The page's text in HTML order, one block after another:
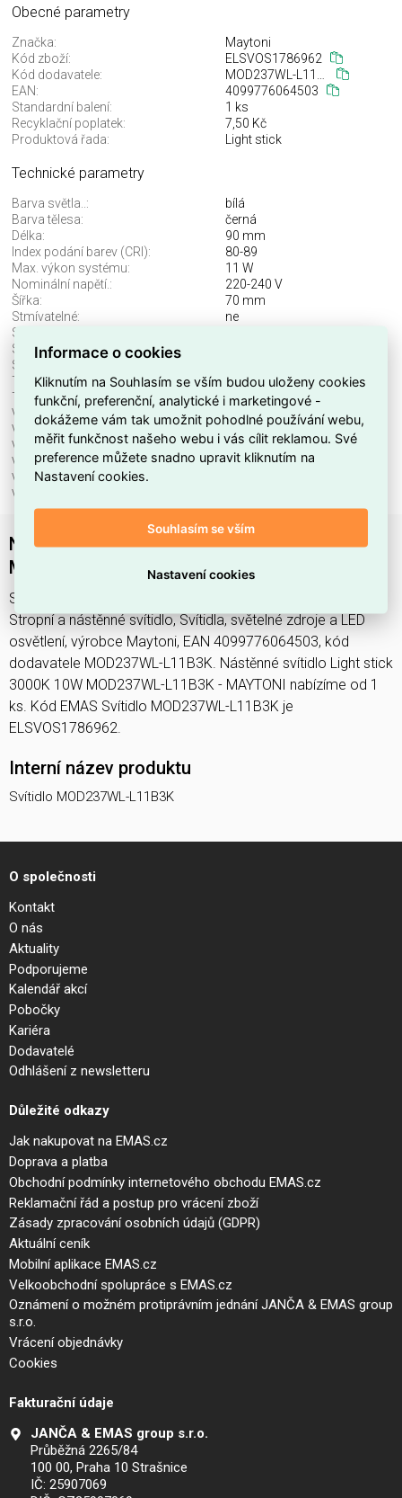
Obecné parametry
Značka:
Maytoni
Kód zboží:
ELSVOS1786962
Kód dodavatele:
MOD237WL-L11B3K
EAN:
4099776064503
Standardní balení:
1 ks
Recyklační poplatek:
7,50 Kč
Produktová řada:
Light stick
Technické parametry
Barva světla..:
bílá
Barva tělesa:
černá
Délka:
90 mm
Index podání barev (CRI):
80-89
Max. výkon systému:
11 W
Nominální napětí.:
220-240 V
Šířka:
70 mm
Stmívatelné:
ne
Stupeň krytí (IP), přední:
Světelný tok:
Světelný zdroj:
Teplota barvy.:
3000 K
Třída ochrany:
Včetně svět. zdroje:
ano
Vestavná výška/hloubka:
90 mm
Vhodné pro počet svět. zdrojů:
1
Vhodné pro výkon světel. zdroje:
11 W
Vnější průměr:
Výška/hloubka:
Nástěnné svítidlo Light stick 3000K 10W
MOD237WL-L11B3K - MAYTONI
Svítidlo MOD237WL-L11B3K najdete v kategoriích Svítidla,
Stropní a nástěnné svítidlo, Svítidla, světelné zdroje a LED
osvětlení, výrobce Maytoni, EAN 4099776064503, kód
dodavatele MOD237WL-L11B3K. Nástěnné svítidlo Light stick
3000K 10W MOD237WL-L11B3K - MAYTONI nabízíme od 1
ks. Kód EMAS Svítidlo MOD237WL-L11B3K je
ELSVOS1786962.
Interní název produktu
Svítidlo MOD237WL-L11B3K
O společnosti
Kontakt
O nás
Aktuality
Podporujeme
Kalendář akcí
Pobočky
Kariéra
Dodavatelé
Odhlášení z newsletteru
Důležité odkazy
Jak nakupovat na EMAS.cz
Doprava a platba
Obchodní podmínky internetového obchodu EMAS.cz
Reklamační řád a postup pro vrácení zboží
Zásady zpracování osobních údajů (GDPR)
Aktuální ceník
Mobilní aplikace EMAS.cz
Velkoobchodní spolupráce s EMAS.cz
Oznámení o možném protiprávním jednání JANČA & EMAS group
s.r.o.
Vrácení objednávky
Cookies
Fakturační údaje
JANČA & EMAS group s.r.o.
Průběžná 2265/84
100 00, Praha 10 Strašnice
IČ: 25907069
Informace o cookies
Kliknutím na Souhlasím se vším budou uloženy cookies
funkční, preferenční, analytické i marketingové -
dokážeme vám tak umožnit pohodlné používání webu,
měřit funkčnost našeho webu i vás cílit reklamou. Své
preference můžete snadno upravit kliknutím na
Nastavení cookies.
Souhlasím se vším
Nastavení cookies